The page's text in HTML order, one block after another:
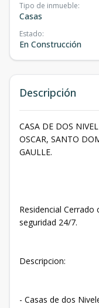
Tipo de inmueble:
Casas
Estado:
En Construcción
Descripción
CASA DE DOS
OSCAR, SANTO
GAULLE.
Residencial
seguridad 24/7.
Descripcion:
- Casas de dos